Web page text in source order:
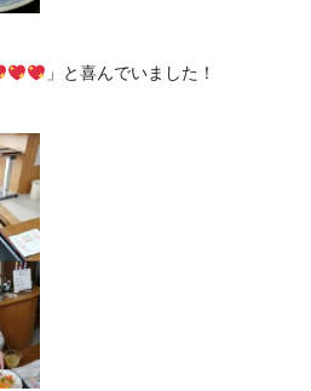
」と喜んでいました！